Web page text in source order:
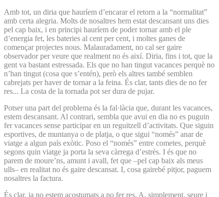
Amb tot, un diria que hauríem d’encarar el retorn a la “normalitat”
amb certa alegria. Molts de nosaltres hem estat descansant uns dies
pel cap baix, i en principi hauríem de poder tornar amb el ple
d’energia fet, les bateries al cent per cent, i moltes ganes de
començar projectes nous. Malauradament, no cal ser gaire
observador per veure que realment no és així. Diria, fins i tot, que la
gent va bastant estressada. Els que no han tingut vacances perquè no
n’han tingut (cosa que s’entén), però els altres també semblen
cabrejats per haver de tornar a la feina. És clar, tants dies de no fer
res... La costa de la tornada pot ser dura de pujar.
Potser una part del problema és la fal·làcia que, durant les vacances,
estem descansant. Al contrari, sembla que avui en dia no es puguin
fer vacances sense participar en un reguitzell d’activitats. Que siguin
esportives, de muntanya o de platja, o que sigui “només” anar de
viatge a algun país exòtic. Poso el “només” entre cometes, perquè
segons quin viatge ja porta la seva càrrega d’estrès. I és que no
parem de moure’ns, amunt i avall, fet que –pel cap baix als meus
ulls– en realitat no és gaire descansat. I, cosa gairebé pitjor, paguem
nosaltres la factura.
És clar, ja no estem acostumats a no fer res. A, simplement, seure i